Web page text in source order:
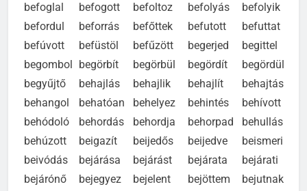
befoglal
befogott befoltoz befolyás
befolyik
befordul
beforrás befőttek befutott
befuttat
befúvott
befüstöl befűzött begerjed
begittel
begombol
begörbít begörbül begördít
begördül
begyűjtő
behajlás behajlik behajlít
behajtás
behangol
behatóan behelyez behintés
behívott
behódoló
behordás behordja behorpad
behullás
behúzott
beigazít beijedős beijedve
beismeri
beivódás
bejárása bejárást bejárata
bejárati
bejárónő
bejegyez bejelent bejöttem
bejutnak